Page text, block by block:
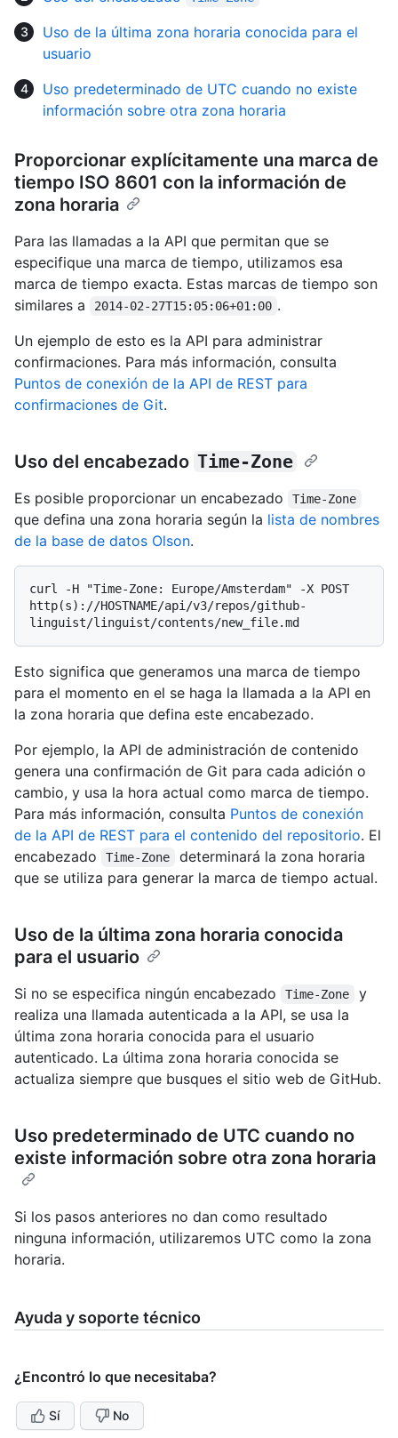
Uso de la última zona horaria conocida para el
usuario
Uso predeterminado de UTC cuando no existe
información sobre otra zona horaria
Proporcionar explícitamente una marca de
tiempo ISO 8601 con la información de
zona horaria
Para las llamadas a la API que permitan que se
especifique una marca de tiempo, utilizamos esa
marca de tiempo exacta. Estas marcas de tiempo son
similares a
2014-02-27T15:05:06+01:00 .
Un ejemplo de esto es la API para administrar
confirmaciones. Para más información, consulta
Puntos de conexión de la API de REST para
confirmaciones de Git.
Uso del encabezado Time-Zone
Es posible proporcionar un encabezado Time-Zone
que defina una zona horaria según la lista de nombres
de la base de datos Olson.
curl -H "Time-Zone: Europe/Amsterdam" -X POST
http(s)://HOSTNAME/api/v3/repos/github-
Esto significa que generamos una marca de tiempo
para el momento en el se haga la llamada a la API en
la zona horaria que defina este encabezado.
Por ejemplo, la API de administración de contenido
genera una confirmación de Git para cada adición o
cambio, y usa la hora actual como marca de tiempo.
Para más información, consulta Puntos de conexión
de la API de REST para el contenido del repositorio. El
encabezado
Time-Zone
determinará la zona horaria
que se utiliza para generar la marca de tiempo actual.
Uso de la última zona horaria conocida
para el usuario
Si no se especifica ningún encabezado Time-Zone
y
realiza una llamada autenticada a la API, se usa la
última zona horaria conocida para el usuario
autenticado. La última zona horaria conocida se
actualiza siempre que busques el sitio web de GitHub.
Uso predeterminado de UTC cuando no
existe información sobre otra zona horaria
Si los pasos anteriores no dan como resultado
ninguna información, utilizaremos UTC como la zona
horaria.
Ayuda y soporte técnico
¿Encontró lo que necesitaba?
Sí No